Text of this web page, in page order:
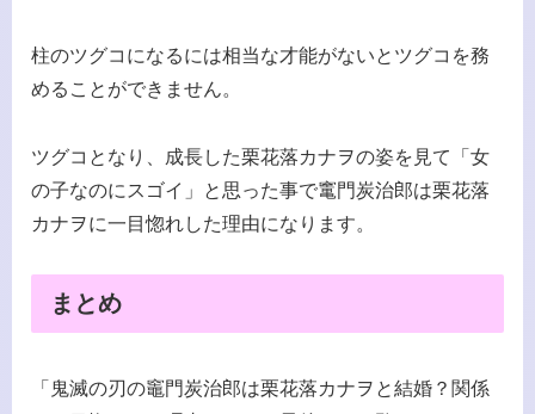
柱のツグコになるには相当な才能がないとツグコを務
めることができません。
ツグコとなり、成長した栗花落カナヲの姿を見て「女
の子なのにスゴイ」と思った事で竃門炭治郎は栗花落
カナヲに一目惚れした理由になります。
まとめ
「鬼滅の刃の竈門炭治郎は栗花落カナヲと結婚？関係